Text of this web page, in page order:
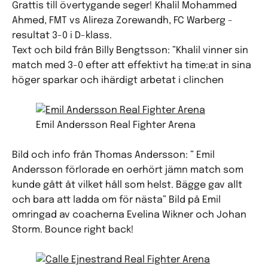
Grattis till övertygande seger! Khalil Mohammed
Ahmed, FMT vs Alireza Zorewandh, FC Warberg -
resultat 3-0 i D-klass.
Text och bild från Billy Bengtsson: ”Khalil vinner sin
match med 3-0 efter att effektivt ha time:at in sina
höger sparkar och ihärdigt arbetat i clinchen
Emil Andersson Real Fighter Arena
Bild och info från Thomas Andersson: ” Emil
Andersson förlorade en oerhört jämn match som
kunde gått åt vilket håll som helst. Bägge gav allt
och bara att ladda om för nästa” Bild på Emil
omringad av coacherna Evelina Wikner och Johan
Storm. Bounce right back!